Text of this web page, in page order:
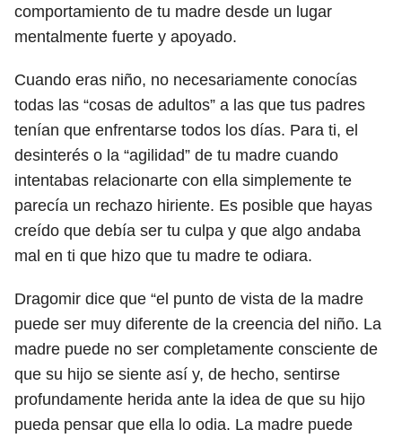
comportamiento de tu madre desde un lugar
mentalmente fuerte y apoyado.
Cuando eras niño, no necesariamente conocías
todas las “cosas de adultos” a las que tus padres
tenían que enfrentarse todos los días. Para ti, el
desinterés o la “agilidad” de tu madre cuando
intentabas relacionarte con ella simplemente te
parecía un rechazo hiriente. Es posible que hayas
creído que debía ser tu culpa y que algo andaba
mal en ti que hizo que tu madre te odiara.
Dragomir dice que “el punto de vista de la madre
puede ser muy diferente de la creencia del niño. La
madre puede no ser completamente consciente de
que su hijo se siente así y, de hecho, sentirse
profundamente herida ante la idea de que su hijo
pueda pensar que ella lo odia. La madre puede